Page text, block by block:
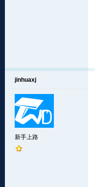
jinhuaxj
新手上路